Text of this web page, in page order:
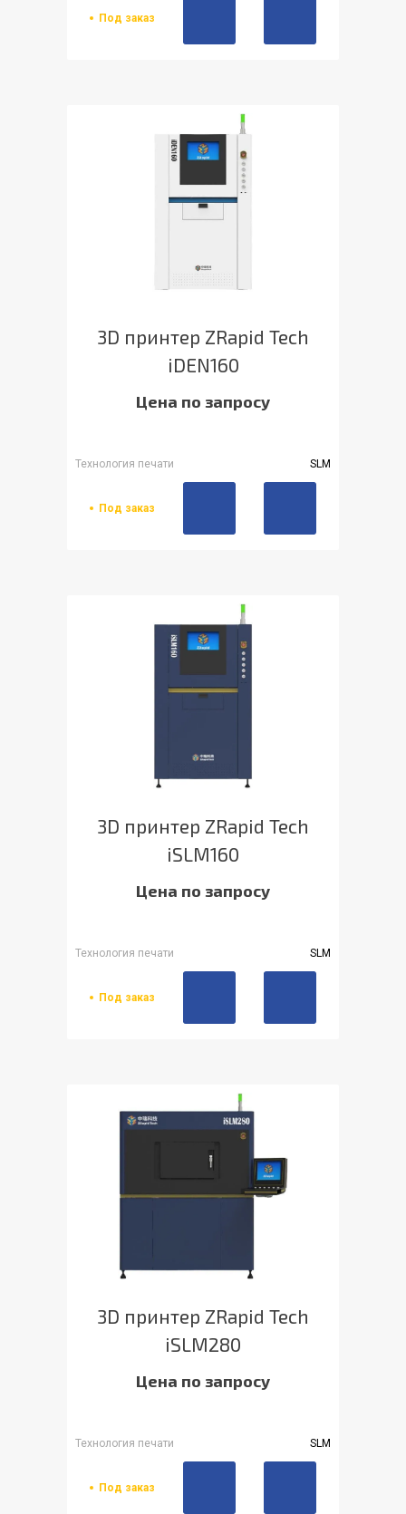
Под заказ
3D принтер ZRapid Tech
iDEN160
Цена по запросу
Технология печати SLM
Под заказ
3D принтер ZRapid Tech
iSLM160
Цена по запросу
Технология печати SLM
Под заказ
3D принтер ZRapid Tech
iSLM280
Цена по запросу
Технология печати SLM
Под заказ